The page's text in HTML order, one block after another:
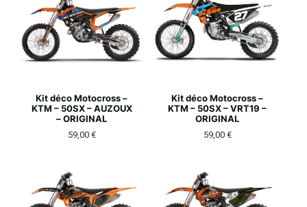
Kit déco Motocross –
KTM – 50SX – AUZOUX
– ORIGINAL
59,00 €
Kit déco Motocross –
KTM – 50SX – VRT19 –
ORIGINAL
59,00 €